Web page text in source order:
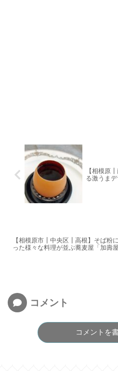
【相模原
る激うまデ
【相模原市┃中央区┃高根】そば粉
った様々な料理が並ぶ蕎麦屋「加壽屋
コメント
コメントを